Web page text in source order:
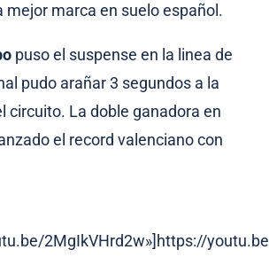
mejor marca en suelo español.
puso el suspense en la linea de
pudo arañar 3 segundos a la
circuito. La doble ganadora en
el record valenciano con
2MgIkVHrd2w»]https://